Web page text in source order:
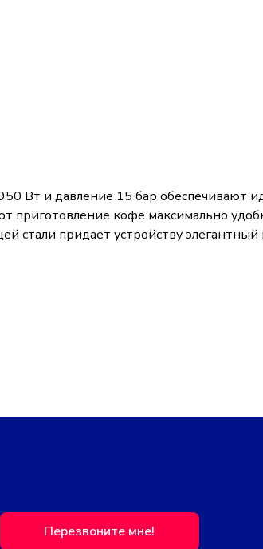
Вт и давление 15 бар обеспечивают
приготовление кофе максимально
стали придает устройству
Перезвоните мне!